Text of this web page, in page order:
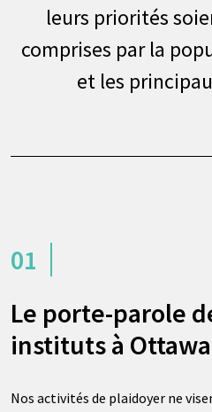
leurs priorités
comprises par la
et les
01
Le porte-parole
instituts à Ottawa
Nos activités de plaidoyer ne